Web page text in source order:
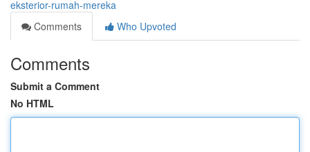
eksterior-rumah-mereka
Comments
Who Upvoted
Comments
Submit a Comment
No HTML